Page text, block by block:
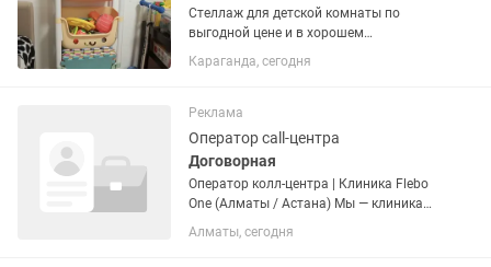
Стеллаж для детской комнаты по
выгодной цене и в хорошем
состоянии.У меня есть больше
15шт.Пишите на
Караганда, сегодня
Реклама
Оператор call-центра
Договорная
Оператор колл-центра | Клиника Flebo
One (Алматы / Астана) Мы — клиника
Flebo One, специализируемся на
лечении варикоза и геморроя без
Алматы, сегодня